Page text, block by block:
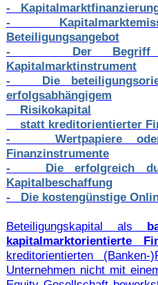
-
-
Beteiligungsangebot
- Der Begriff der
Kapitalmarktinstrument
- Die
erfolgsabhängigem
Risikokapital
statt kreditorientierter
- Wertpapiere oder
Finanzinstrumente
- Die erfolgreich
Kapitalbeschaffung
- Die kostengünstige
Beteiligungskapital als
kapitalmarktorientierte
kreditorientierten
Unternehmen nicht mit